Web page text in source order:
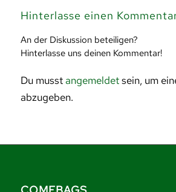
Hinterlasse einen
An der Diskussion beteiligen?
Hinterlasse uns deinen Kommentar!
Du musstangemeldetsein, um
abzugeben.